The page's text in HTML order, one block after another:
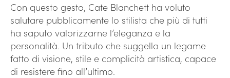
Con questo gesto, Cate Blanchett ha voluto
salutare pubblicamente lo stilista che più di tutti
ha saputo valorizzarne l’eleganza e la
personalità. Un tributo che suggella un legame
fatto di visione, stile e complicità artistica, capace
di resistere fino all’ultimo.